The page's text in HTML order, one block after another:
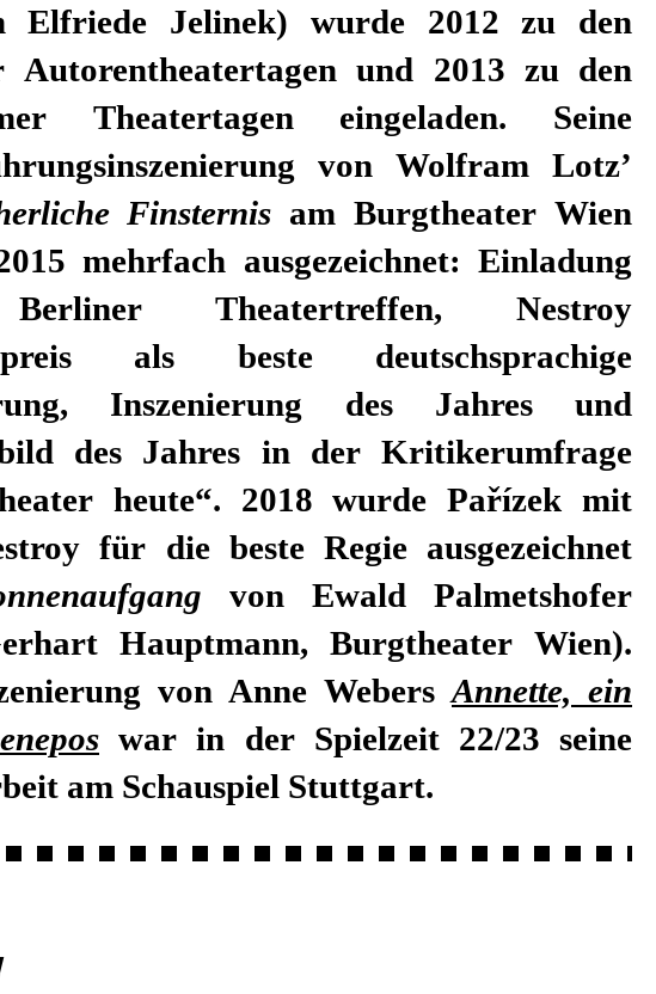
Jelinek) wurde 2012 zu den
Autorentheatertagen und 2013 zu den
Theatertagen eingeladen. Seine
von Wolfram Lotz’
Finsternis am Burgtheater Wien
mehrfach ausgezeichnet: Einladung
Theatertreffen, Nestroy
als beste deutschsprachige
Inszenierung des Jahres und
des Jahres in der Kritikerumfrage
heute“. 2018 wurde Pařízek mit
für die beste Regie ausgezeichnet
von Ewald Palmetshofer
Hauptmann, Burgtheater Wien).
von Anne WebersAnnette, ein
war in der Spielzeit 22/23 seine
am Schauspiel Stuttgart.